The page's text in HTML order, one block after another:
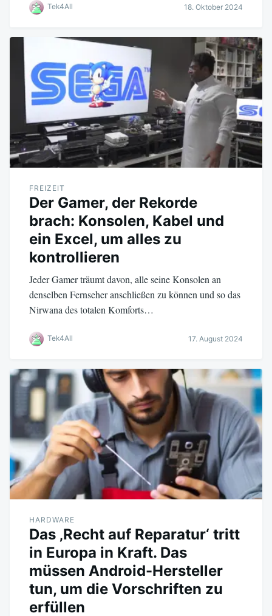
Tek4All 18. Oktober 2024
FREIZEIT
Der Gamer, der Rekorde
brach: Konsolen, Kabel und
ein Excel, um alles zu
kontrollieren
Jeder Gamer träumt davon, alle seine Konsolen an
denselben Fernseher anschließen zu können und so das
Nirwana des totalen Komforts…
Tek4All 17. August 2024
HARDWARE
Das ‚Recht auf Reparatur‘ tritt
in Europa in Kraft. Das
müssen Android-Hersteller
tun, um die Vorschriften zu
erfüllen